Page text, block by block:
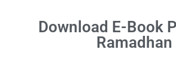
Download E-Book
Ramadhan